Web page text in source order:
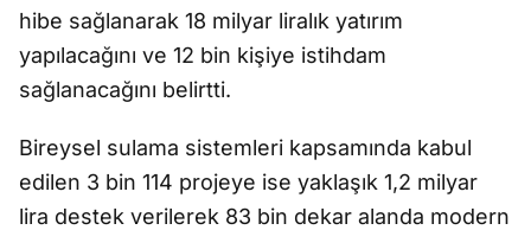
hibe sağlanarak 18 milyar liralık yatırım
yapılacağını ve 12 bin kişiye istihdam
sağlanacağını belirtti.
Bireysel sulama sistemleri kapsamında kabul
edilen 3 bin 114 projeye ise yaklaşık 1,2 milyar
lira destek verilerek 83 bin dekar alanda modern